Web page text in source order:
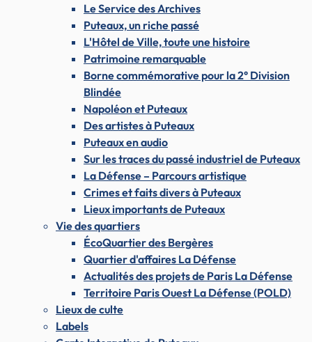
Le Service des Archives
Puteaux, un riche passé
L'Hôtel de Ville, toute une histoire
Patrimoine remarquable
Borne commémorative pour la 2° Division
Blindée
Napoléon et Puteaux
Des artistes à Puteaux
Puteaux en audio
Sur les traces du passé industriel de Puteaux
La Défense – Parcours artistique
Crimes et faits divers à Puteaux
Lieux importants de Puteaux
Vie des quartiers
ÉcoQuartier des Bergères
Quartier d'affaires La Défense
Actualités des projets de Paris La Défense
Territoire Paris Ouest La Défense (POLD)
Lieux de culte
Labels